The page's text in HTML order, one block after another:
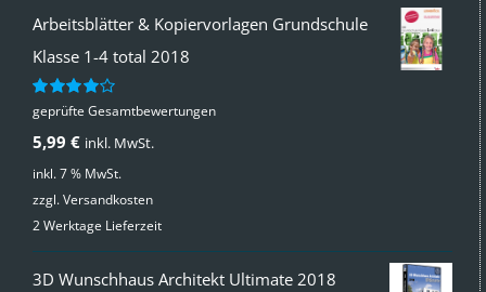
Arbeitsblätter & Kopiervorlagen Grundschule
Klasse 1-4 total 2018
Bewertet
von 5
geprüfte Gesamtbewertungen
5,99 € inkl. MwSt.
inkl. 7 % MwSt.
zzgl.Versandkosten
2 Werktage Lieferzeit
3D Wunschhaus Architekt Ultimate 2018